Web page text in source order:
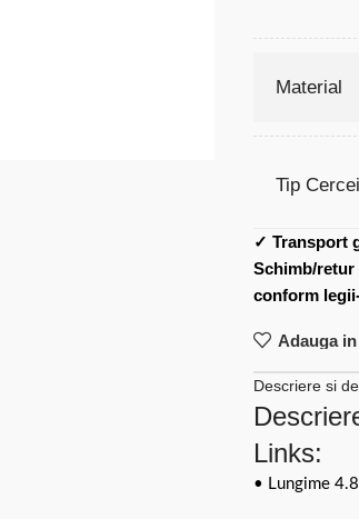
Material
Tip Cercei
✓ Transport
Schimb/retur
conform
Adauga
Descriere si
Links:
• Lungime